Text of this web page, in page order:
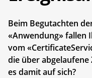
Beim Begutachten
«Anwendung» fallen
vom
die über
es damit auf sich?